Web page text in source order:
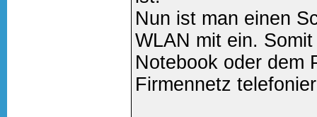
Nun ist man einen
WLAN mit ein.
Notebook oder dem
Firmennetz